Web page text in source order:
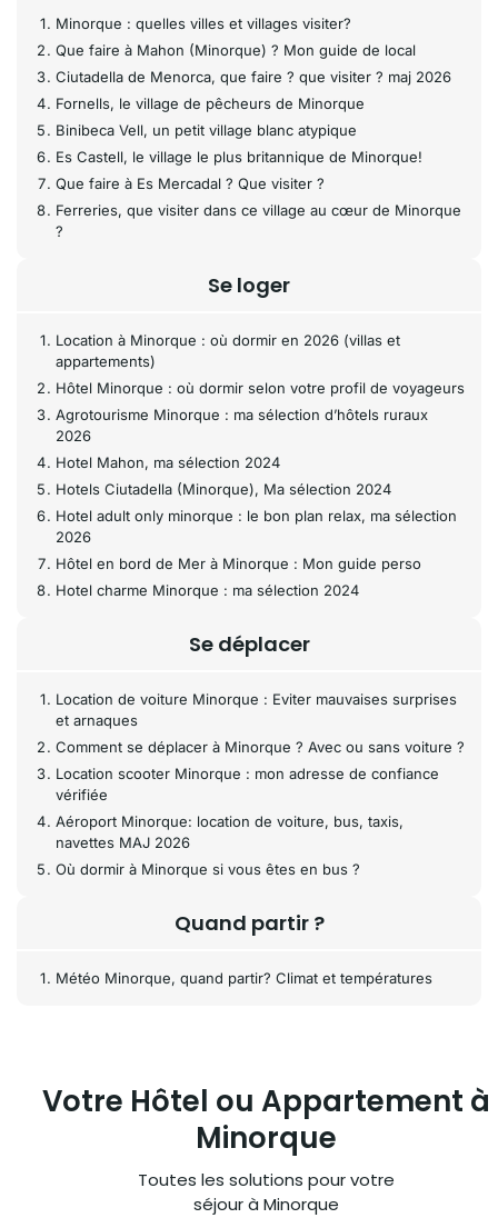
Minorque : quelles villes et villages visiter?
Que faire à Mahon (Minorque) ? Mon guide de local
Ciutadella de Menorca, que faire ? que visiter ? maj 2026
Fornells, le village de pêcheurs de Minorque
Binibeca Vell, un petit village blanc atypique
Es Castell, le village le plus britannique de Minorque!
Que faire à Es Mercadal ? Que visiter ?
Ferreries, que visiter dans ce village au cœur de Minorque
?
Se loger
Location à Minorque : où dormir en 2026 (villas et
appartements)
Hôtel Minorque : où dormir selon votre profil de voyageurs
Agrotourisme Minorque : ma sélection d’hôtels ruraux
2026
Hotel Mahon, ma sélection 2024
Hotels Ciutadella (Minorque), Ma sélection 2024
Hotel adult only minorque : le bon plan relax, ma sélection
2026
Hôtel en bord de Mer à Minorque : Mon guide perso
Hotel charme Minorque : ma sélection 2024
Se déplacer
Location de voiture Minorque : Eviter mauvaises surprises
et arnaques
Comment se déplacer à Minorque ? Avec ou sans voiture ?
Location scooter Minorque : mon adresse de confiance
vérifiée
Aéroport Minorque: location de voiture, bus, taxis,
navettes MAJ 2026
Où dormir à Minorque si vous êtes en bus ?
Quand partir ?
Météo Minorque, quand partir? Climat et températures
Votre Hôtel ou Appartement à
Minorque
Toutes les solutions pour votre
séjour à Minorque